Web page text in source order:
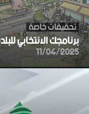
تحقيقات خاصة
برنامجك الانتخابي
11/04/2025